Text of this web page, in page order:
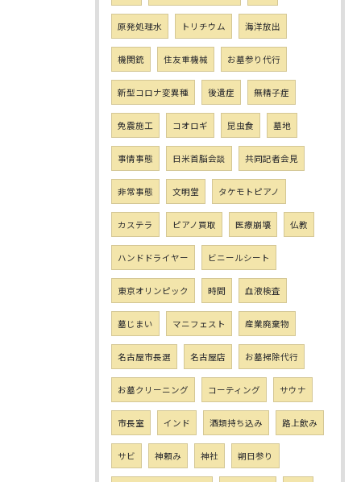
原発処理水 トリチウム 海洋放出
機関銃 住友重機械 お墓参り代行
新型コロナ変異種 後遺症 無精子症
免震施工 コオロギ 昆虫食 墓地
事情事態 日米首脳会談 共同記者会見
非常事態 文明堂 タケモトピアノ
カステラ ピアノ買取 医療崩壊 仏教
ハンドドライヤー ビニールシート
東京オリンピック 時間 血液検査
墓じまい マニフェスト 産業廃棄物
名古屋市長選 名古屋店 お墓掃除代行
お墓クリーニング コーティング サウナ
市長室 インド 酒類持ち込み 路上飲み
サビ 神頼み 神社 朔日参り